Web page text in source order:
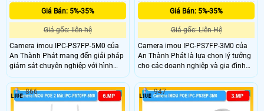
Giá Bán: 5%-35%
Giá gốc: liên hệ
Camera imou IPC-PS7FP-5M0 của
An Thành Phát mang đến giải pháp
giám sát chuyên nghiệp với hình
ảnh sắc nét, âm thanh hai chiều và
cảnh báo chủ động, giúp bảo vệ an
ninh toàn diện cho ngôi nhà và
doanh nghiệp của bạn.
Giá Bán: 5%-35%
Giá gốc: Liên Hệ
Camera imou IPC-PS7FP-3M0 của
An Thành Phát là lựa chọn lý tưởng
cho các doanh nghiệp và gia đình
muốn có hệ thống giám sát thông
minh, dễ lắp đặt, kết hợp nhiều chức
năng trong một sản phẩm duy nhất.
866 947